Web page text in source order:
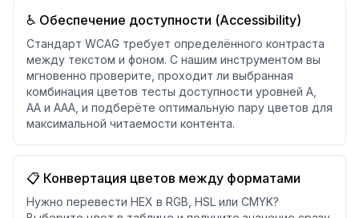
♿ Обеспечение доступности (Accessibility)
Стандарт WCAG требует определённого контраста
между текстом и фоном. С нашим инструментом вы
мгновенно проверите, проходит ли выбранная
комбинация цветов тесты доступности уровней A,
AA и AAA, и подберёте оптимальную пару цветов для
максимальной читаемости контента.
📋 Конвертация цветов между форматами
Нужно перевести HEX в RGB, HSL или CMYK?